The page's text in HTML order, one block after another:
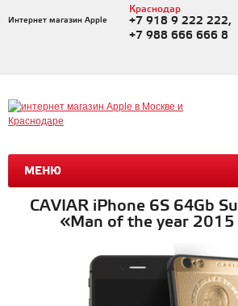
Интернет магазин Apple
Краснодар
+7 918 9 222 222,
+7 988 666 666 8
МЕНЮ
CAVIAR iPhone 6S 64Gb
«Man of the year